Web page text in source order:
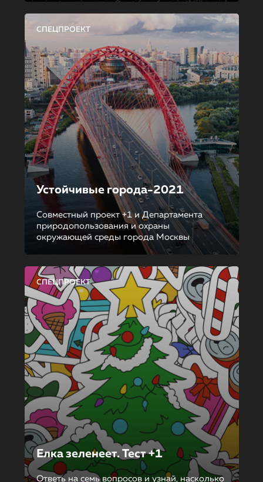
СПЕЦПРОЕКТ
Устойчивые города-2021
Совместный проект +1 и Департамента
природопользования и охраны
окружающей среды города Москвы
СПЕЦПРОЕКТ
Елка зеленеет. Тест +1
Ответь на семь вопросов и узнай, насколько